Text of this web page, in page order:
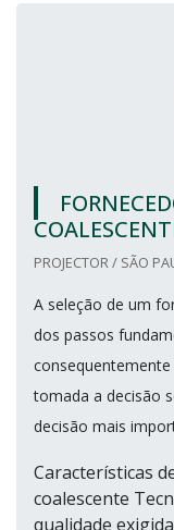
PROJECTOR / SÃO
A seleção de um
dos passos
tomada a decisão
decisão mais
Características
coalescente
qualidade